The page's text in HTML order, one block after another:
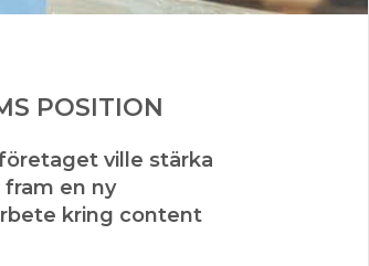
POSITION
ville stärka
en ny
kring content